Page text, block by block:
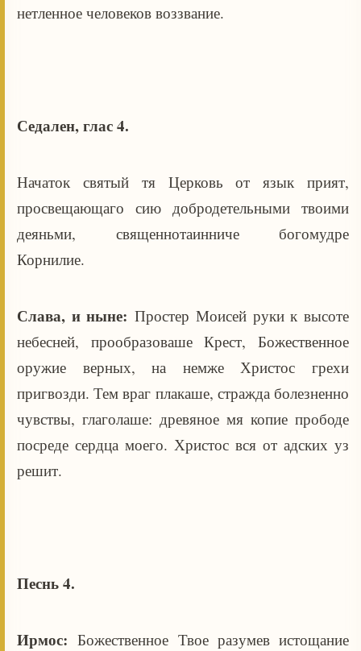
нетленное человеков воззвание.
Седален, глас 4.
Начаток святый тя Церковь от язык прият,
просвещающаго сию добродетельными твоими
деяньми, священнотаинниче богомудре
Корнилие.
Слава, и ныне:Простер Моисей руки к высоте
небесней, прообразоваше Крест, Божественное
оружие верных, на немже Христос грехи
пригвозди. Тем враг плакаше, стражда болезненно
чувствы, глаголаше: древяное мя копие прободе
посреде сердца моего. Христос вся от адских уз
решит.
Песнь 4.
Ирмос:Божественное Твое разумев истощание